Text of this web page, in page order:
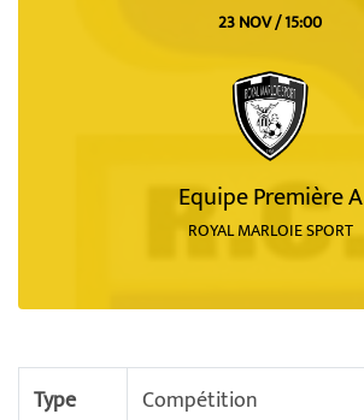
23 NOV / 15:00
Equipe Première A
ROYAL MARLOIE SPORT
Type
Compétition